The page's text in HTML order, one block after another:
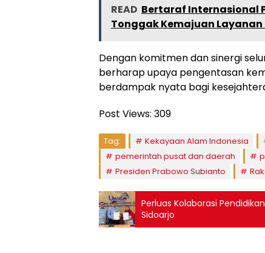
READ Bertaraf Internasional
Tonggak Kemajuan
Dengan komitmen dan sinergi
berharap upaya pengentasan
berdampak nyata bagi
Post Views: 309
Tag: Kekayaan Alam Indonesia
pemerintah pusat dan daerah
Presiden Prabowo Subianto
Perluas Kolaborasi
Sidoarjo